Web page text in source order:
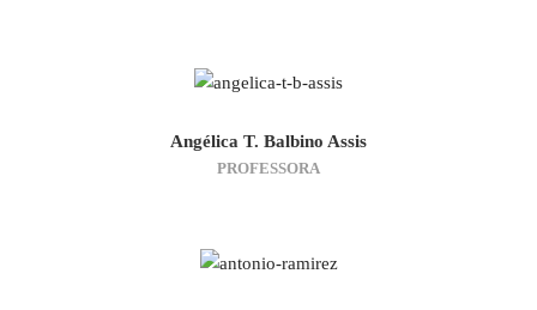
Angélica T. Balbino Assis
PROFESSORA